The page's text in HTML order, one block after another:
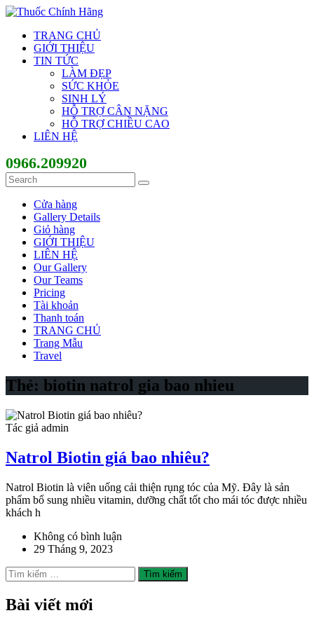
TRANG CHỦ
GIỚI THIỆU
TIN TỨC
LÀM ĐẸP
SỨC KHỎE
SINH LÝ
HỖ TRỢ CÂN NẶNG
HỖ TRỢ CHIỀU CAO
LIÊN HỆ
0966.209920
Cửa hàng
Gallery Details
Giỏ hàng
GIỚI THIỆU
LIÊN HỆ
Our Gallery
Our Teams
Pricing
Tài khoản
Thanh toán
TRANG CHỦ
Trang Mẫu
Travel
Thẻ: biotin natrol gia bao nhieu
Tác giả admin
Natrol Biotin giá bao nhiêu?
Natrol Biotin là viên uống cải thiện rụng tóc của Mỹ. Đây là sản
phẩm bổ sung nhiều vitamin, dưỡng chất tốt cho mái tóc được nhiều
khách h
Không có bình luận
29 Tháng 9, 2023
Tìm
kiếm
cho:
Bài viết mới